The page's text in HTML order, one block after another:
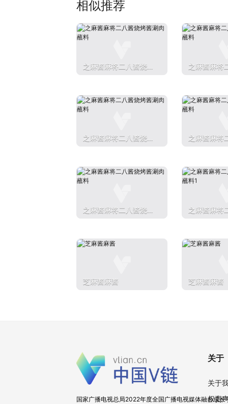
相似推荐
之麻酱麻将二八酱烧烤
之麻酱麻将
之麻酱麻将二八酱烧烤
之麻酱麻将
之麻酱麻将二八酱烧烤
之麻酱麻将
芝麻酱麻酱 芝麻酱麻酱
国家广播电视总局2022年度全国广播电视媒体融合成长
关于
关于
权责